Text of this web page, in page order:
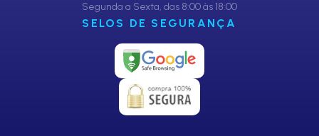
Segunda a Sexta, das 8:00 às 18:00
SELOS DE SEGURANÇA